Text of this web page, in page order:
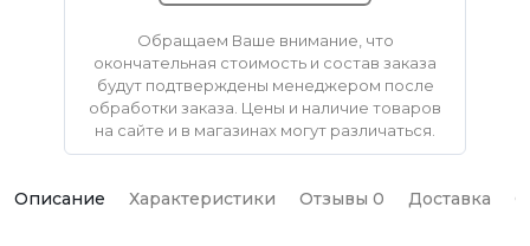
Обращаем Ваше внимание, что
окончательная стоимость и состав заказа
будут подтверждены менеджером после
обработки заказа. Цены и наличие товаров
на сайте и в магазинах могут различаться.
Описание Характеристики Отзывы 0 Доставка